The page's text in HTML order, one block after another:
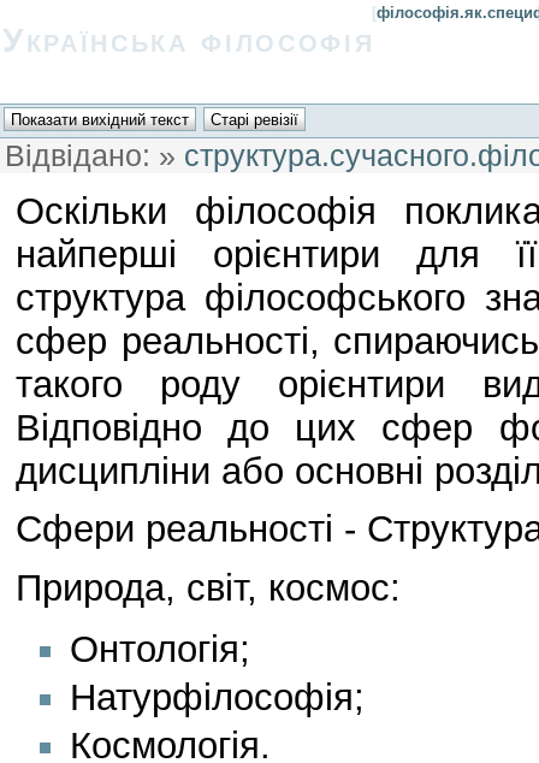
[
Українська філософія
Відвідано: »
Оскільки філософія
найперші орієнтири для
структура філософського
сфер реальності,
такого роду орієнтири
Відповідно до цих сфер
дисципліни або основні
Сфери реальності -
Природа, світ, космос:
Онтологія;
Натурфілософія;
Космологія.